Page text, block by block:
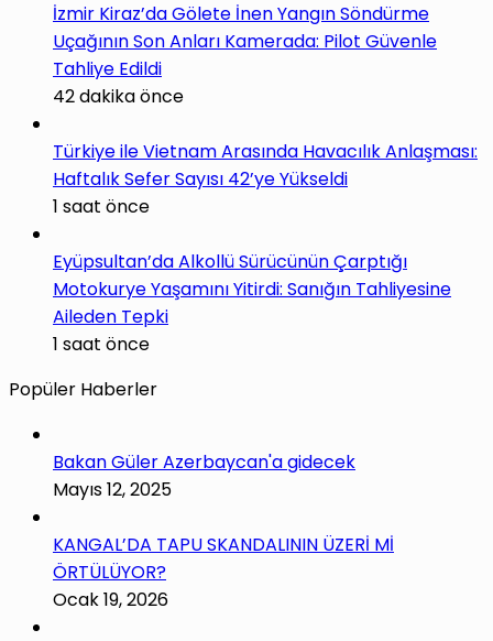
İzmir Kiraz’da Gölete İnen Yangın Söndürme
Uçağının Son Anları Kamerada: Pilot Güvenle
Tahliye Edildi
42 dakika önce
Türkiye ile Vietnam Arasında Havacılık Anlaşması:
Haftalık Sefer Sayısı 42’ye Yükseldi
1 saat önce
Eyüpsultan’da Alkollü Sürücünün Çarptığı
Motokurye Yaşamını Yitirdi: Sanığın Tahliyesine
Aileden Tepki
1 saat önce
Popüler Haberler
Bakan Güler Azerbaycan'a gidecek
Mayıs 12, 2025
KANGAL’DA TAPU SKANDALININ ÜZERİ Mİ
ÖRTÜLÜYOR?
Ocak 19, 2026